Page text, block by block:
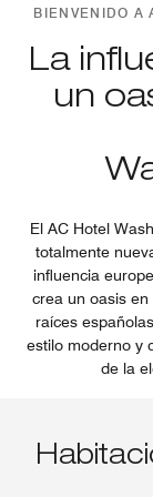
BIENVENIDO A
La
un
El AC Hotel
totalmente
influencia
crea un oasis
raíces
estilo moderno y
de la